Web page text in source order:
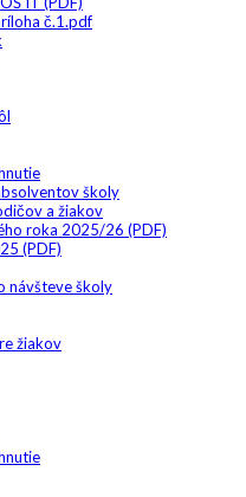
č.1.pdf
školy
a žiakov
roka 2025/26 (PDF)
(PDF)
návšteve školy
žiakov